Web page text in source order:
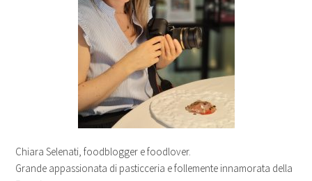
Chiara Selenati, foodblogger e foodlover.
Grande appassionata di pasticceria e follemente innamorata della